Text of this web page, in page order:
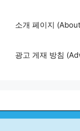
소개 페이지
광고 게재 방침